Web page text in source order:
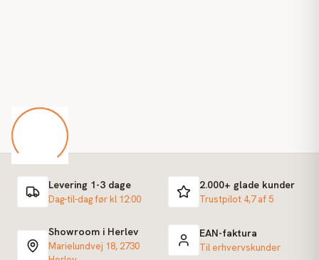
Levering 1-3 dage
Dag-til-dag før kl 12:00
2.000+ glade kunder
Trustpilot 4,7 af 5
Showroom i Herlev
Marielundvej 18, 2730
EAN-faktura
Til erhvervskunder